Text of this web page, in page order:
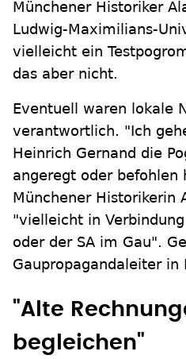
Münchener Historiker
Ludwig-Maximilians-
vielleicht ein
das aber nicht.
Eventuell waren lokale
verantwortlich. "Ich
Heinrich Gernand die
angeregt oder befohlen
Münchener Historikerin
"vielleicht in
oder der SA im Gau".
Gaupropagandaleiter in
"Alte
begleichen"